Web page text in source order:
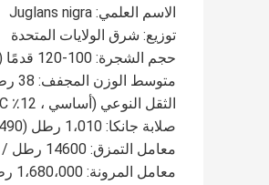
الاسم العلمي:
توزيع: شرق الولايات المتحدة
حجم الشجرة:
متوسط ​​الوزن المجفف:
الثقل النوعي (أساسي ، 12٪ MC):
صلابة جانكا:
معامل التمزق:
معامل المرونة: